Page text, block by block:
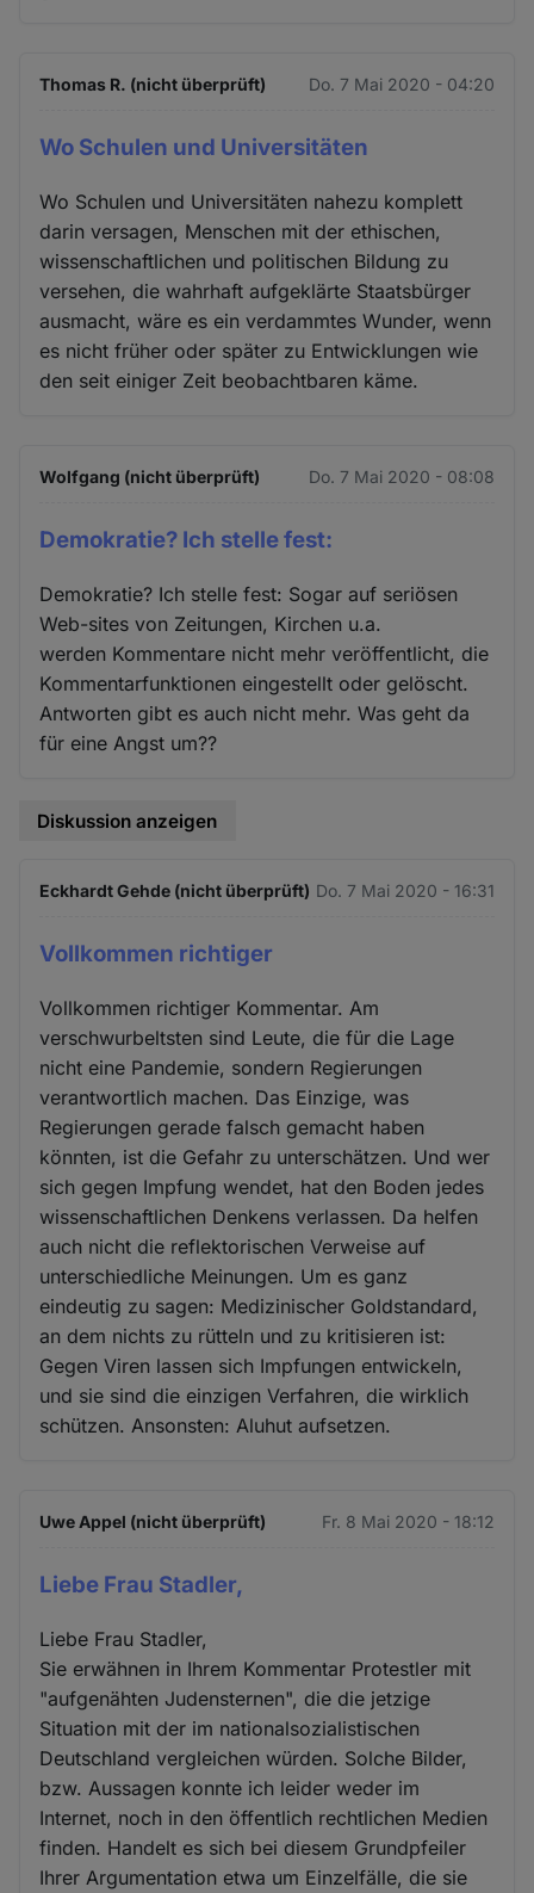
Thomas R. (nicht überprüft) Do. 7 Mai 2020 - 04:20
Wo Schulen und Universitäten
Wo Schulen und Universitäten nahezu komplett
darin versagen, Menschen mit der ethischen,
wissenschaftlichen und politischen Bildung zu
versehen, die wahrhaft aufgeklärte Staatsbürger
ausmacht, wäre es ein verdammtes Wunder, wenn
es nicht früher oder später zu Entwicklungen wie
den seit einiger Zeit beobachtbaren käme.
Wolfgang (nicht überprüft) Do. 7 Mai 2020 - 08:08
Demokratie? Ich stelle fest:
Demokratie? Ich stelle fest: Sogar auf seriösen
Web-sites von Zeitungen, Kirchen u.a.
werden Kommentare nicht mehr veröffentlicht, die
Kommentarfunktionen eingestellt oder gelöscht.
Antworten gibt es auch nicht mehr. Was geht da
für eine Angst um??
Diskussion anzeigen
Eckhardt Gehde (nicht überprüft) Do. 7 Mai 2020 - 16:31
Vollkommen richtiger
Vollkommen richtiger Kommentar. Am
verschwurbeltsten sind Leute, die für die Lage
nicht eine Pandemie, sondern Regierungen
verantwortlich machen. Das Einzige, was
Regierungen gerade falsch gemacht haben
könnten, ist die Gefahr zu unterschätzen. Und wer
sich gegen Impfung wendet, hat den Boden jedes
wissenschaftlichen Denkens verlassen. Da helfen
auch nicht die reflektorischen Verweise auf
unterschiedliche Meinungen. Um es ganz
eindeutig zu sagen: Medizinischer Goldstandard,
an dem nichts zu rütteln und zu kritisieren ist:
Gegen Viren lassen sich Impfungen entwickeln,
und sie sind die einzigen Verfahren, die wirklich
schützen. Ansonsten: Aluhut aufsetzen.
Uwe Appel (nicht überprüft) Fr. 8 Mai 2020 - 18:12
Liebe Frau Stadler,
Liebe Frau Stadler,
Sie erwähnen in Ihrem Kommentar Protestler mit
"aufgenähten Judensternen", die die jetzige
Situation mit der im nationalsozialistischen
Deutschland vergleichen würden. Solche Bilder,
bzw. Aussagen konnte ich leider weder im
Internet, noch in den öffentlich rechtlichen Medien
finden. Handelt es sich bei diesem Grundpfeiler
Ihrer Argumentation etwa um Einzelfälle, die sie